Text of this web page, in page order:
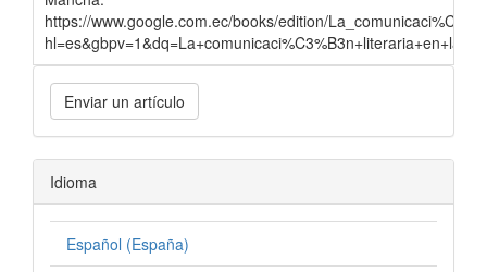
https://www.google.com.ec/books/edition/
Enviar un artículo
Idioma
Español (España)